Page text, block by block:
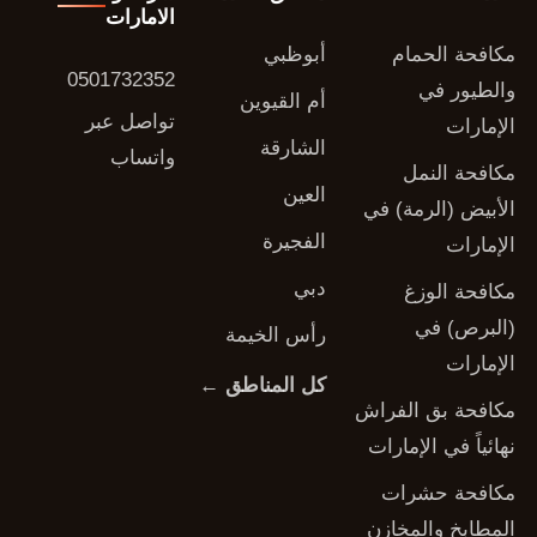
مكافحة الحمام
والطيور في
الإمارات
مكافحة النمل
الأبيض (الرمة) في
الإمارات
مكافحة الوزغ
(البرص) في
الإمارات
مكافحة بق الفراش
نهائياً في الإمارات
مكافحة حشرات
المطابخ والمخازن
أبوظبي
أم القيوين
الشارقة
العين
الفجيرة
دبي
رأس الخيمة
كل المناطق ←
الامارات
0501732352
تواصل عبر
واتساب